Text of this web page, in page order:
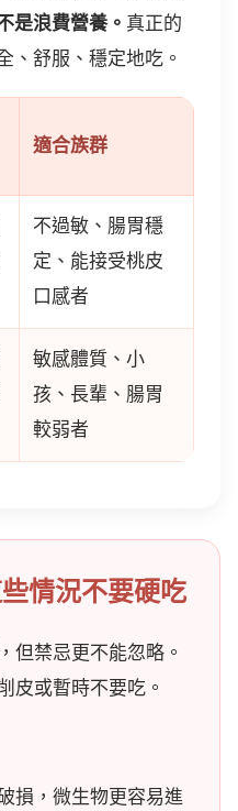
是浪費營養。 真正的
、舒服、穩定地吃。
適合族群
不過敏、腸胃穩
定、能接受桃皮
口感者
敏感體質、小
孩、長輩、腸胃
較弱者
情況不要硬吃
但禁忌更不能忽略。
皮或暫時不要吃。
損，微生物更容易進